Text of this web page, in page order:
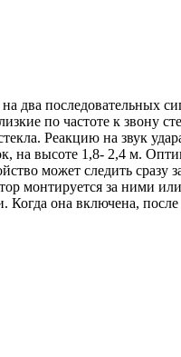
последовательных
по частоте к звону
Реакцию на звук
на высоте 1,8- 2,4 м.
может следить
монтируется за ними
она включена,